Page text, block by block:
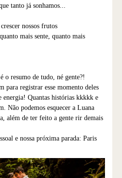
tanto já sonhamos...
nossos frutos
mais sente, quanto mais
o resumo de tudo, né gente?!
para registrar esse momento deles
energia! Quantas histórias kkkkk e
Não podemos esquecer a Luana
além de ter feito a gente rir demais
e nossa próxima parada: Paris